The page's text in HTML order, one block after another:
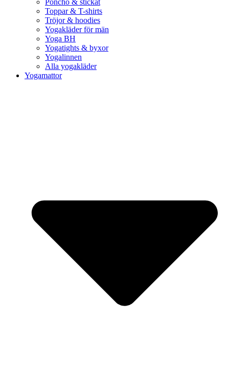
Poncho & stickat
Toppar & T-shirts
Tröjor & hoodies
Yogakläder för män
Yoga BH
Yogatights & byxor
Yogalinnen
Alla yogakläder
Yogamattor